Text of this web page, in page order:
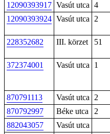
12090393917 Vasút utca 4
12090393924 Vasút utca 2
228352682 III. körzet 51
372374001 Vasút utca 1
870791113 Vasút utca 2
870792997
Béke utca 2
882043057
Vasút utca